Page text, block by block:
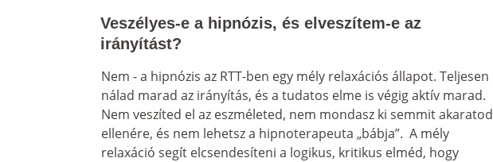
Veszélyes-e a hipnózis, és elveszítem-e az
irányítást?
Nem - a hipnózis az RTT-ben egy mély relaxációs állapot. Teljesen
nálad marad az irányítás, és a tudatos elme is végig aktív marad.
Nem veszíted el az eszméleted, nem mondasz ki semmit akaratod
ellenére, és nem lehetsz a hipnoterapeuta „bábja”.  A mély
relaxáció segít elcsendesíteni a logikus, kritikus elméd, hogy